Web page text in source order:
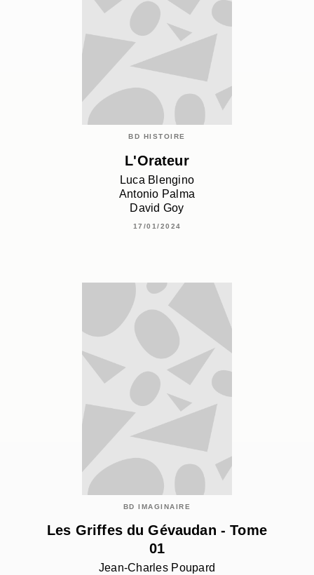
BD HISTOIRE
L'Orateur
Luca Blengino
Antonio Palma
David Goy
17/01/2024
BD IMAGINAIRE
Les Griffes du Gévaudan - Tome
01
Jean-Charles Poupard